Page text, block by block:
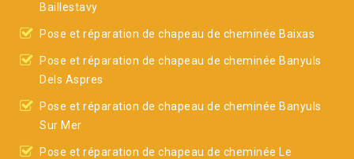
Baillestavy
Pose et réparation de chapeau de cheminée Baixas
Pose et réparation de chapeau de cheminée Banyuls
Dels Aspres
Pose et réparation de chapeau de cheminée Banyuls
Sur Mer
Pose et réparation de chapeau de cheminée Le